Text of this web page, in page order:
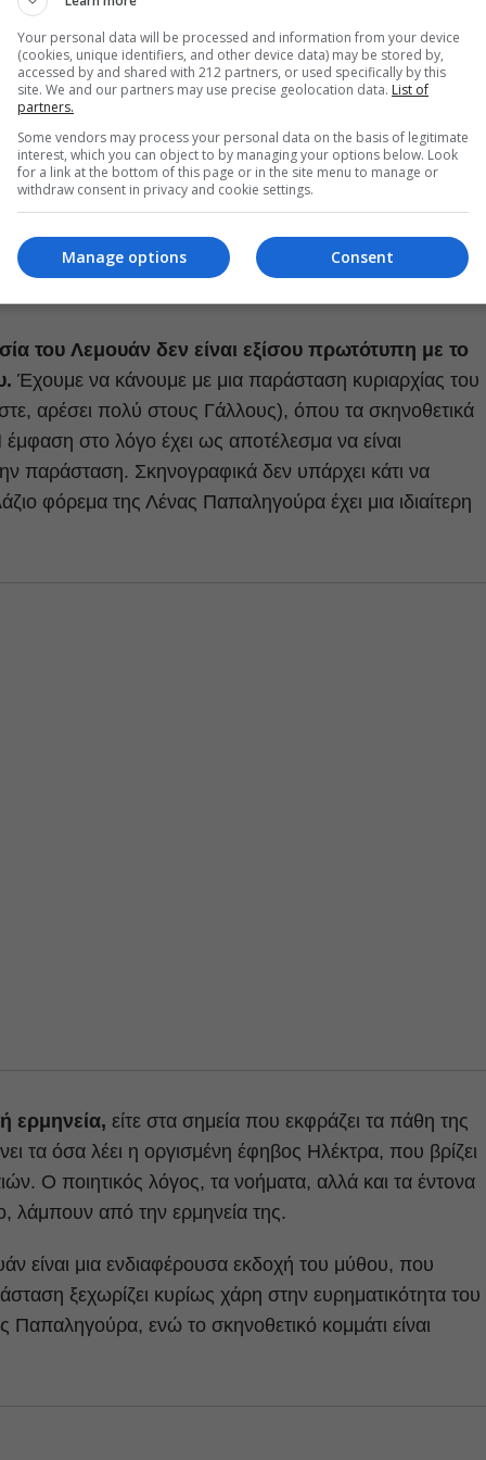
ευαίσθητοΠάτροκλο . Αυτός ο «απαγορευμένος»
σε ένα κλίμα απαγορεύσεων για την νεαρή
που βλέπει το πρωτόκολλο να της λέει «όχι» αρχικά
(και στη συνέχεια την ίδια της τη ζωή…) Επίσης, με τον
το πώς ο Αχιλλέας και ο Πάτροκλος
τους σχέση- η ομοφυλοφιλία, όπως θα
αργότερα η Ηλέκτρα, είναι από τα μεγάλα φετίχ του
του Λεμουάν δεν είναι εξίσου πρωτότυπη με το
Έχουμε να κάνουμε με μια παράσταση κυριαρχίας του
αρέσει πολύ στους Γάλλους), όπου τα σκηνοθετικά
έμφαση στο λόγο έχει ως αποτέλεσμα να είναι
παράσταση. Σκηνογραφικά δεν υπάρχει κάτι να
φόρεμα της Λένας Παπαληγούρα έχει μια ιδιαίτερη
ερμηνεία, είτε στα σημεία που εκφράζει τα πάθη της
τα όσα λέει η οργισμένη έφηβος Ηλέκτρα, που βρίζει
Ο ποιητικός λόγος, τα νοήματα, αλλά και τα έντονα
λάμπουν από την ερμηνεία της.
είναι μια ενδιαφέρουσα εκδοχή του μύθου, που
ξεχωρίζει κυρίως χάρη στην ευρηματικότητα του
Παπαληγούρα, ενώ το σκηνοθετικό κομμάτι είναι
Your personal data will be processed and information from your device
(cookies, unique identifiers, and other device data) may be stored by,
accessed by and shared with 212 partners, or used specifically by this
site. We and our partners may use precise geolocation data. List of
partners.
Some vendors may process your personal data on the basis of legitimate
interest, which you can object to by managing your options below. Look
for a link at the bottom of this page or in the site menu to manage or
withdraw consent in privacy and cookie settings.
Consent
Manage options